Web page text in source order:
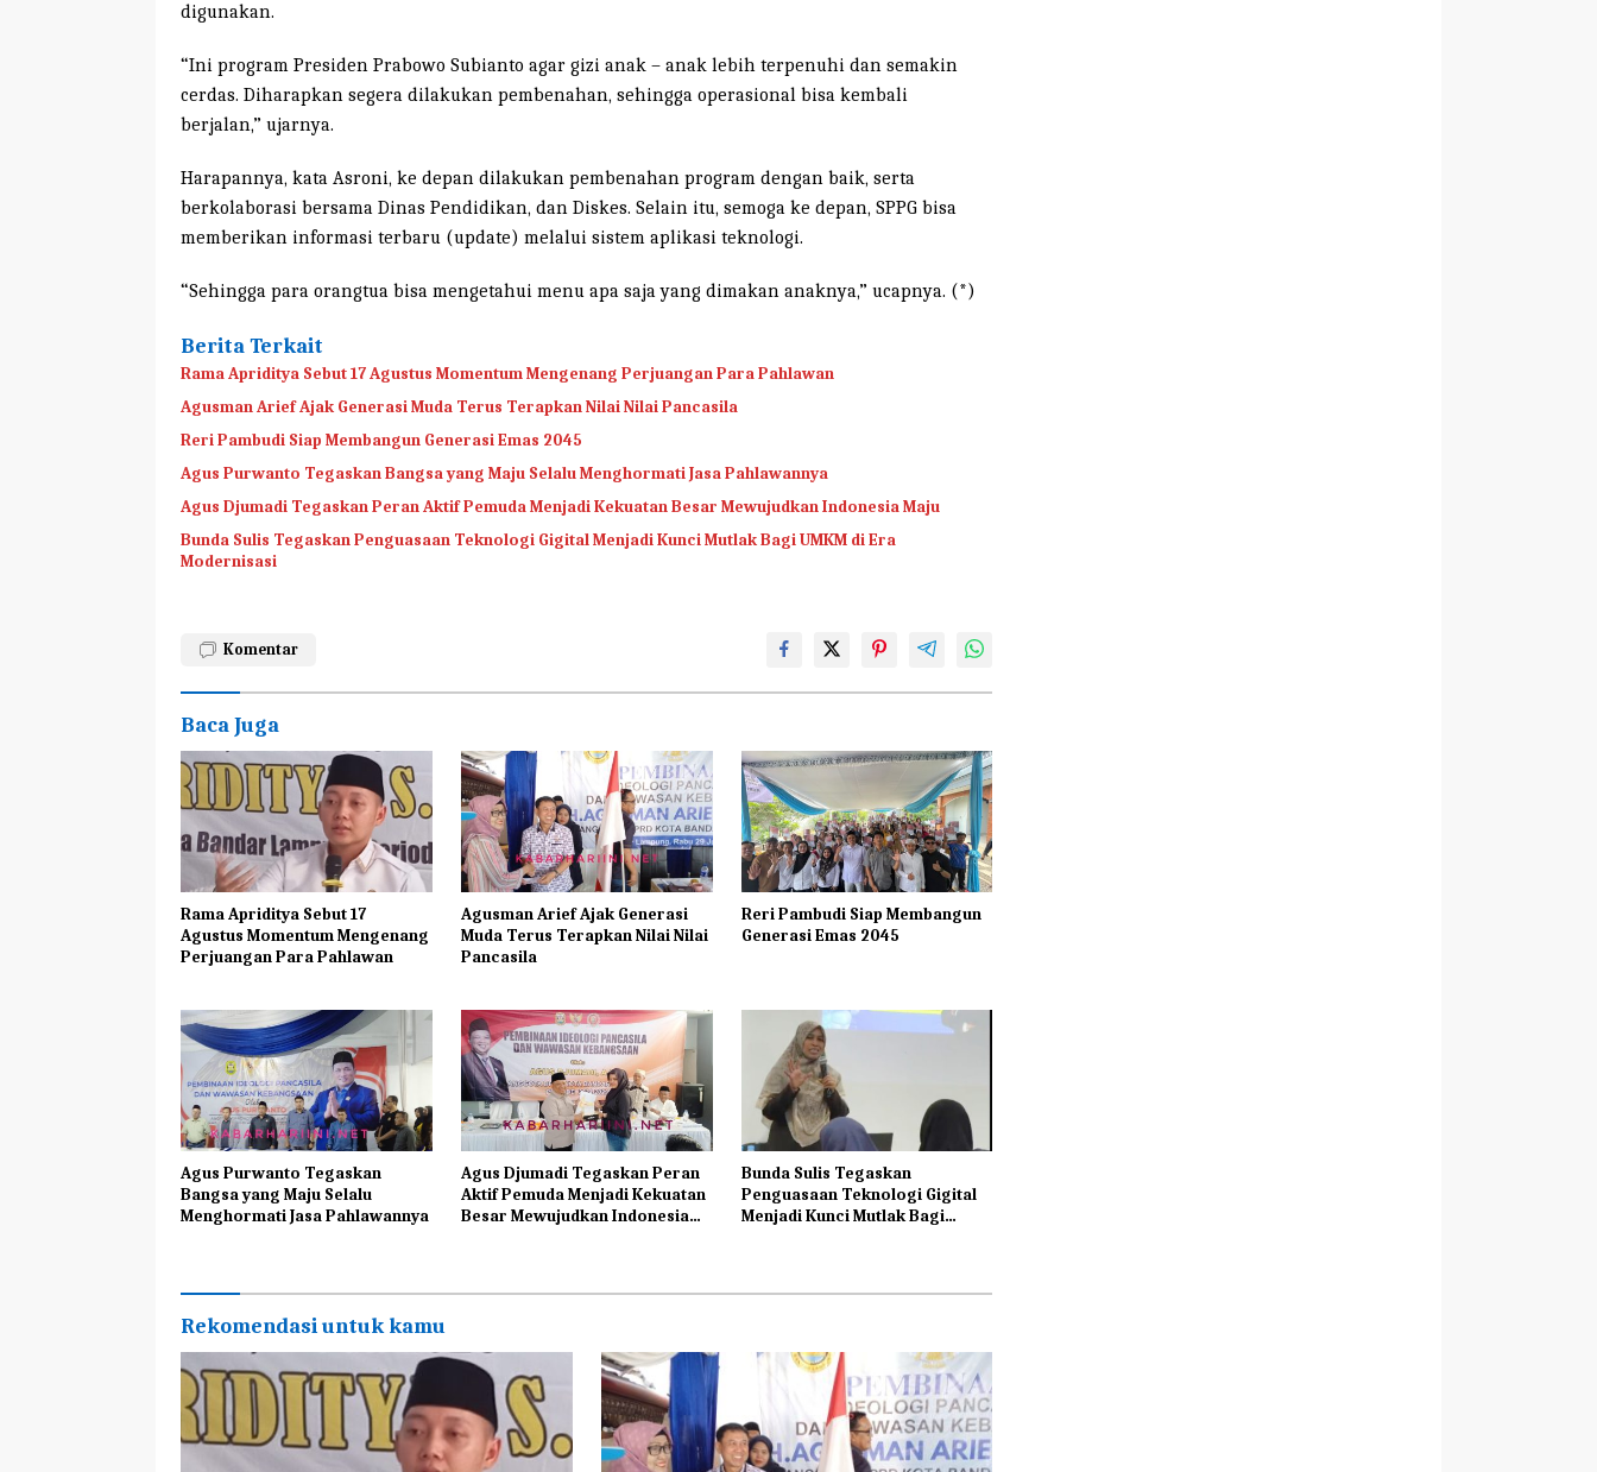
digunakan.
“Ini program Presiden Prabowo Subianto agar gizi anak – anak lebih terpenuhi dan semakin
cerdas. Diharapkan segera dilakukan pembenahan, sehingga operasional bisa kembali
berjalan,” ujarnya.
Harapannya, kata Asroni, ke depan dilakukan pembenahan program dengan baik, serta
berkolaborasi bersama Dinas Pendidikan, dan Diskes. Selain itu, semoga ke depan, SPPG bisa
memberikan informasi terbaru (update) melalui sistem aplikasi teknologi.
“Sehingga para orangtua bisa mengetahui menu apa saja yang dimakan anaknya,” ucapnya. (*)
Berita Terkait
Rama Apriditya Sebut 17 Agustus Momentum Mengenang Perjuangan Para Pahlawan
Agusman Arief Ajak Generasi Muda Terus Terapkan Nilai Nilai Pancasila
Reri Pambudi Siap Membangun Generasi Emas 2045
Agus Purwanto Tegaskan Bangsa yang Maju Selalu Menghormati Jasa Pahlawannya
Agus Djumadi Tegaskan Peran Aktif Pemuda Menjadi Kekuatan Besar Mewujudkan Indonesia Maju
Bunda Sulis Tegaskan Penguasaan Teknologi Gigital Menjadi Kunci Mutlak Bagi UMKM di Era
Modernisasi
Komentar
Baca Juga
Rama Apriditya Sebut 17
Agustus Momentum Mengenang
Perjuangan Para Pahlawan
Agusman Arief Ajak Generasi
Muda Terus Terapkan Nilai Nilai
Pancasila
Reri Pambudi Siap Membangun
Generasi Emas 2045
Agus Purwanto Tegaskan
Bangsa yang Maju Selalu
Menghormati Jasa Pahlawannya
Agus Djumadi Tegaskan Peran
Aktif Pemuda Menjadi Kekuatan
Besar Mewujudkan Indonesia
Bunda Sulis Tegaskan
Penguasaan Teknologi Gigital
Menjadi Kunci Mutlak Bagi
Rekomendasi untuk kamu